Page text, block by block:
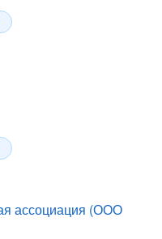
ассоциация (ООО